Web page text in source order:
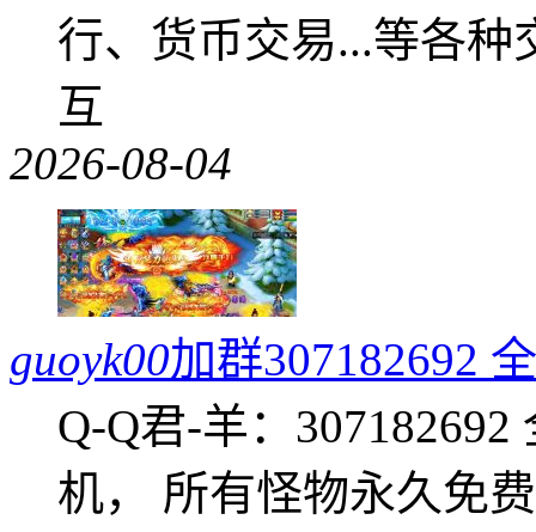
行、货币交易...等各
互
2026-08-04
guoyk00加群307182692
Q-Q君-羊：
机， 所有怪物永久免